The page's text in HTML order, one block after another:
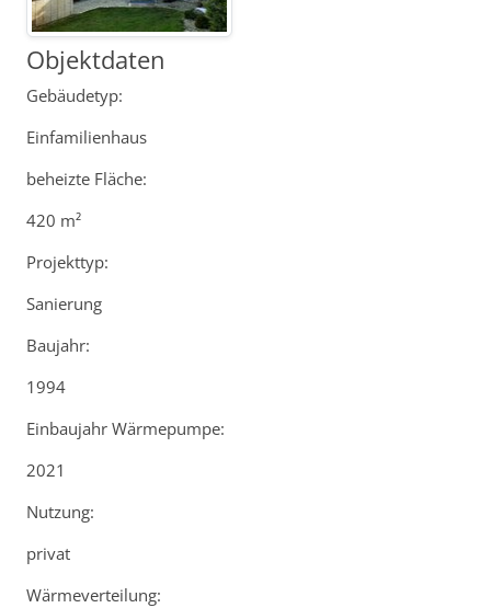
Objektdaten
Gebäudetyp:
Einfamilienhaus
beheizte Fläche:
420 m²
Projekttyp:
Sanierung
Baujahr:
1994
Einbaujahr Wärmepumpe:
2021
Nutzung:
privat
Wärmeverteilung: